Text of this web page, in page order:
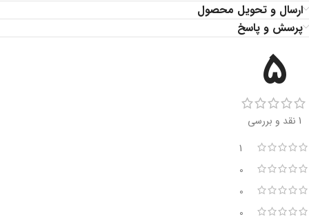
ارسال و تحویل محصول
پرسش و پاسخ
5
1 نقد و بررسی
1
0
0
0